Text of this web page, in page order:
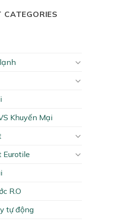
CATEGORIES
Khuyến Mại
Eurotile
R.O
tự động